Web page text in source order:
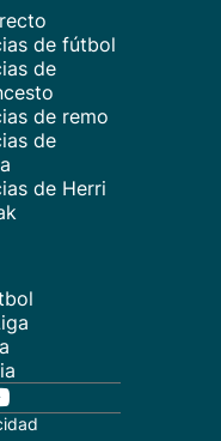
de fútbol
de
de remo
de
de Herri